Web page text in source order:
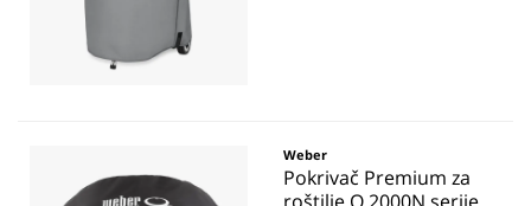
Weber
Pokrivač Premium za